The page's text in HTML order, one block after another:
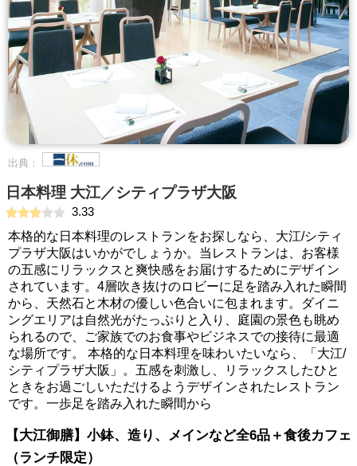
出典：
日本料理 大江／シティプラザ大阪
3.33
本格的な日本料理のレストランをお探しなら、大江/シティ
プラザ大阪はいかがでしょうか。当レストランは、お客様
の五感にリラックスと爽快感をお届けするためにデザイン
されています。4層吹き抜けのロビーに足を踏み入れた瞬間
から、天然石と木材の優しい色合いに包まれます。ダイニ
ングエリアは自然光がたっぷりと入り、庭園の景色も眺め
られるので、ご家族でのお食事やビジネスでの接待に最適
な場所です。 本格的な日本料理を味わいたいなら、「大江/
シティプラザ大阪」。五感を刺激し、リラックスしたひと
ときをお過ごしいただけるようデザインされたレストラン
です。一歩足を踏み入れた瞬間から
【大江御膳】小鉢、造り、メインなど全6品＋食後カフェ
（ランチ限定）